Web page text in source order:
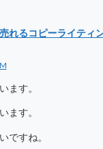
れるコピーライティ
ます。
ます。
ですね。